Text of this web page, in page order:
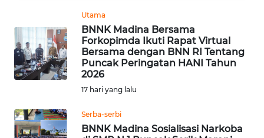
Utama
BNNK Madina Bersama
Forkopimda Ikuti Rapat Virtual
Bersama dengan BNN RI Tentang
Puncak Peringatan HANI Tahun
2026
17 hari yang lalu
Serba-serbi
BNNK Madina Sosialisasi Narkoba
Informasi
KONTAK